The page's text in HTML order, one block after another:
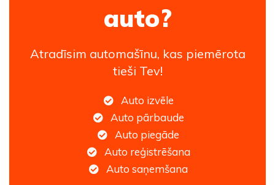
auto?
Atradīsim automašīnu, kas piemērota
tieši Tev!
Auto izvēle
Auto pārbaude
Auto piegāde
Auto reģistrēšana
Auto saņemšana